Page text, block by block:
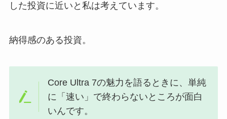
した投資に近いと私は考えています。
納得感のある投資。
Core Ultra 7の魅力を語るときに、単純
に「速い」で終わらないところが面白
いんです。